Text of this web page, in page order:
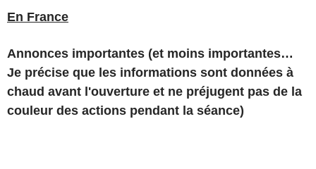
En France
Annonces importantes (et moins importantes…
Je précise que les informations sont données à
chaud avant l'ouverture et ne préjugent pas de la
couleur des actions pendant la séance)